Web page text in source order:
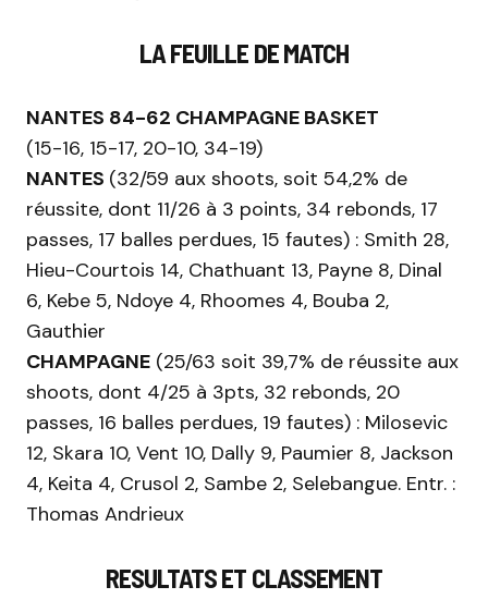
LA FEUILLE DE MATCH
NANTES 84-62 CHAMPAGNE BASKET
(15-16, 15-17, 20-10, 34-19)
NANTES (32/59 aux shoots, soit 54,2% de
réussite, dont 11/26 à 3 points, 34 rebonds, 17
passes, 17 balles perdues, 15 fautes) : Smith 28,
Hieu-Courtois 14, Chathuant 13, Payne 8, Dinal
6, Kebe 5, Ndoye 4, Rhoomes 4, Bouba 2,
Gauthier
CHAMPAGNE (25/63 soit 39,7% de réussite aux
shoots, dont 4/25 à 3pts, 32 rebonds, 20
passes, 16 balles perdues, 19 fautes) : Milosevic
12, Skara 10, Vent 10, Dally 9, Paumier 8, Jackson
4, Keita 4, Crusol 2, Sambe 2, Selebangue. Entr. :
Thomas Andrieux
RESULTATS ET CLASSEMENT